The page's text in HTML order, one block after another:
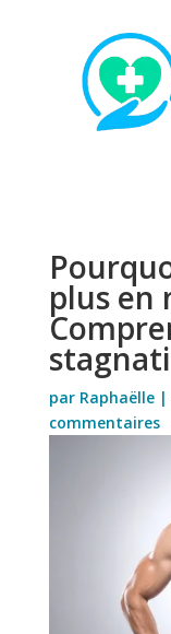
plus en
par Raphaëlle|
commentaires